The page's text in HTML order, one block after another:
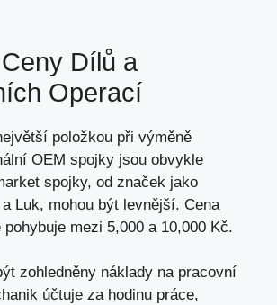
Dílů a
Operací
položkou při výměně
OEM spojky jsou obvykle
spojky, od značek jako
Luk, mohou být levnější. Cena
mezi 5,000 a 10,000 Kč.
zohledněny náklady na pracovní
účtuje za hodinu práce,